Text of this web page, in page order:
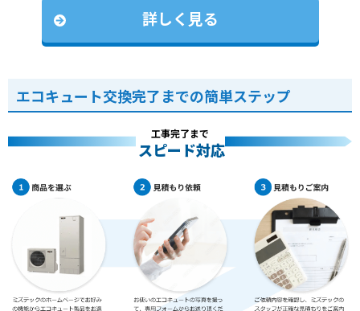
詳しく見る
エコキュート交換完了までの簡単ステップ
工事完了まで
スピード対応